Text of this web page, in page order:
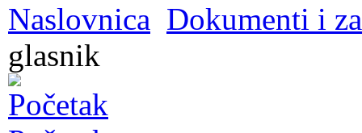
Naslovnica Dokumenti i
glasnik